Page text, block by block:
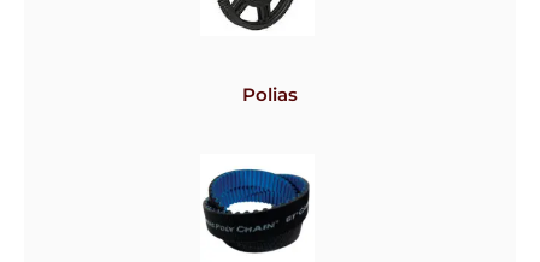
Polias